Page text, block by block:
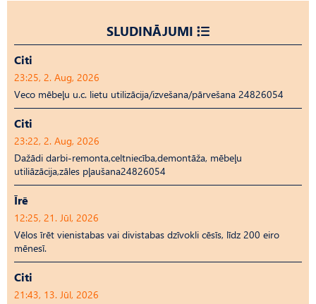
SLUDINĀJUMI
Citi
23:25, 2. Aug, 2026
Veco mēbeļu u.c. lietu utilizācija/izvešana/pārvešana 24826054
Citi
23:22, 2. Aug, 2026
Dažādi darbi-remonta,celtniecība,demontāža, mēbeļu
utiliāzācija,zāles pļaušana24826054
Īrē
12:25, 21. Jūl, 2026
Vēlos īrēt vienistabas vai divistabas dzīvokli cēsīs, līdz 200 eiro
mēnesī.
Citi
21:43, 13. Jūl, 2026